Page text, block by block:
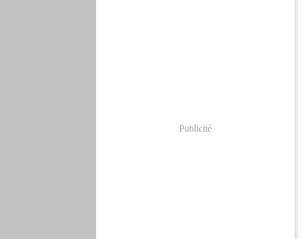
Publicité